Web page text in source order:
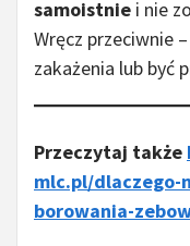
samoistnie i nie
Wręcz przeciwnie
zakażenia lub być
Przeczytaj także
mlc.pl/
borowania-